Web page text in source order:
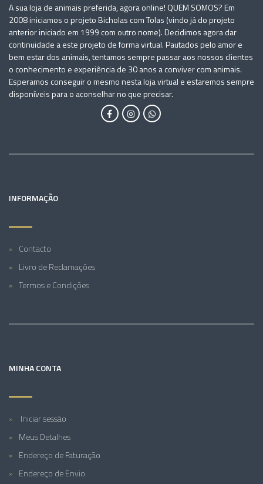
A sua loja de animais preferida, agora online! QUEM SOMOS? Em
2008 iniciamos o projeto Bicholas com Tolas (vindo já do projeto
anterior iniciado em 1999 com outro nome). Decidimos agora dar
continuidade a este projeto de forma virtual. Pautados pelo amor e
bem estar dos animais, tentamos sempre passar aos nossos clientes
o conhecimento e experiência de 30 anos a conviver com animais.
Esperamos conseguir o mesmo nesta loja virtual e estaremos sempre
disponíveis para o aconselhar no que precisar.
INFORMAÇÃO
Contacto
Livro de Reclamações
Termos e Condições
MINHA CONTA
Iniciar sessão
Meus Detalhes
Endereço de Faturação
Endereço de Envio